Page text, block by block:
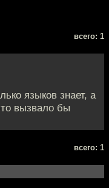
всего: 1
языков знает, а
вызвало бы
всего: 1